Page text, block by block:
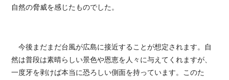
自然の脅威を感じたものでした。
今後まだまだ台風が広島に接近することが想定されます。自
然は普段は素晴らしい景色や恩恵を人々に与えてくれますが、
一度牙を剥けば本当に恐ろしい側面を持っています。このた